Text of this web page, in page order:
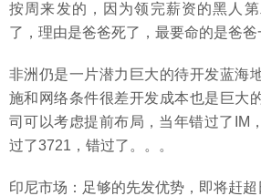
按周来发的，因为领完薪资的黑人
了，理由是爸爸死了，最要命的是爸爸
非洲仍是一片潜力巨大的待开发蓝海
施和网络条件很差开发成本也是巨大
司可以考虑提前布局，当年错过了IM
过了3721，错过了。。。
印尼市场：足够的先发优势，即将赶超